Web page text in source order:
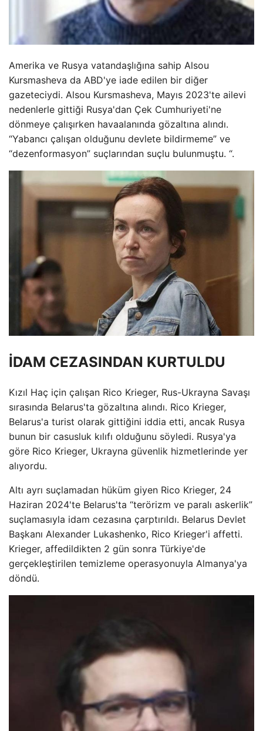
Amerika ve Rusya vatandaşlığına sahip Alsou
Kursmasheva da ABD'ye iade edilen bir diğer
gazeteciydi. Alsou Kursmasheva, Mayıs 2023'te ailevi
nedenlerle gittiği Rusya'dan Çek Cumhuriyeti'ne
dönmeye çalışırken havaalanında gözaltına alındı.
“Yabancı çalışan olduğunu devlete bildirmeme” ve
“dezenformasyon” suçlarından suçlu bulunmuştu. “.
İDAM CEZASINDAN KURTULDU
Kızıl Haç için çalışan Rico Krieger, Rus-Ukrayna Savaşı
sırasında Belarus'ta gözaltına alındı. Rico Krieger,
Belarus'a turist olarak gittiğini iddia etti, ancak Rusya
bunun bir casusluk kılıfı olduğunu söyledi. Rusya'ya
göre Rico Krieger, Ukrayna güvenlik hizmetlerinde yer
alıyordu.
Altı ayrı suçlamadan hüküm giyen Rico Krieger, 24
Haziran 2024'te Belarus'ta “terörizm ve paralı askerlik”
suçlamasıyla idam cezasına çarptırıldı. Belarus Devlet
Başkanı Alexander Lukashenko, Rico Krieger'i affetti.
Krieger, affedildikten 2 gün sonra Türkiye'de
gerçekleştirilen temizleme operasyonuyla Almanya'ya
döndü.